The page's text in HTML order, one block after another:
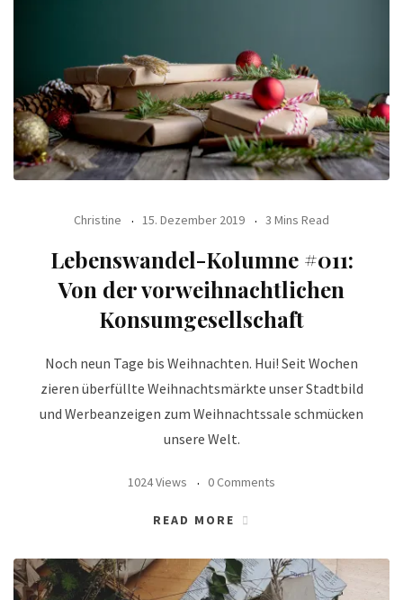
Christine 15. Dezember 2019 3 Mins Read
Lebenswandel-Kolumne #011:
Von der vorweihnachtlichen
Konsumgesellschaft
Noch neun Tage bis Weihnachten. Hui! Seit Wochen
zieren überfüllte Weihnachtsmärkte unser Stadtbild
und Werbeanzeigen zum Weihnachtssale schmücken
unsere Welt.
1024 Views 0 Comments
READ MORE